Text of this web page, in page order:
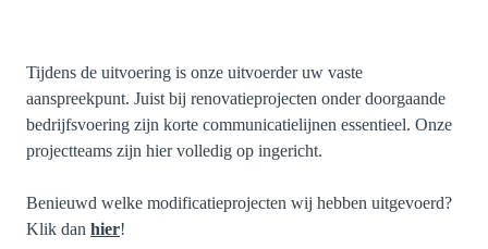
Tijdens de uitvoering is onze uitvoerder uw vaste
aanspreekpunt. Juist bij renovatieprojecten onder doorgaande
bedrijfsvoering zijn korte communicatielijnen essentieel. Onze
projectteams zijn hier volledig op ingericht.
Benieuwd welke modificatieprojecten wij hebben uitgevoerd?
Klik dan hier!